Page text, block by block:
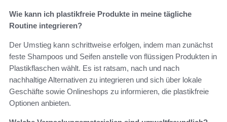
Wie kann ich plastikfreie Produkte in meine tägliche
Routine integrieren?
Der Umstieg kann schrittweise erfolgen, indem man zunächst
feste Shampoos und Seifen anstelle von flüssigen Produkten in
Plastikflaschen wählt. Es ist ratsam, nach und nach
nachhaltige Alternativen zu integrieren und sich über lokale
Geschäfte sowie Onlineshops zu informieren, die plastikfreie
Optionen anbieten.